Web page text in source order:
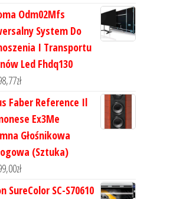
Odm02Mfs
System Do
I Transportu
Led Fhdq130
zł
Faber Reference Il
Ex3Me
Głośnikowa
(Sztuka)
zł
SureColor SC-S70610